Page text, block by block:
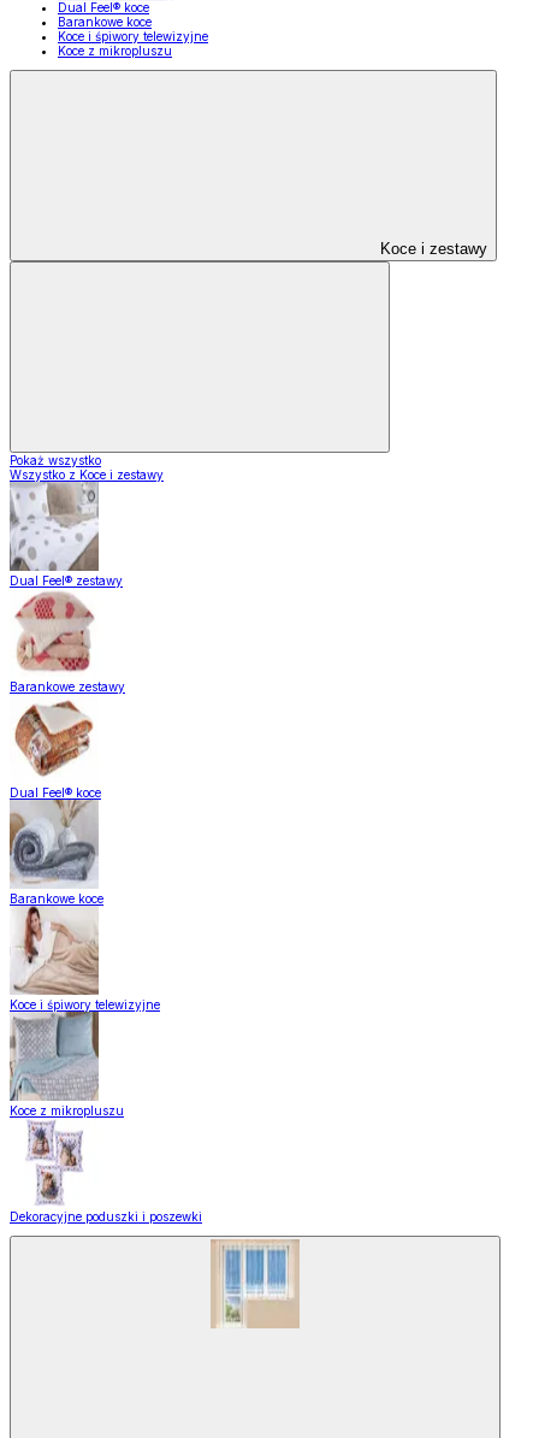
Dual Feel® koce
Barankowe koce
Koce i śpiwory telewizyjne
Koce z mikropluszu
Koce i zestawy
Pokaż wszystko
Wszystko z Koce i zestawy
Dual Feel® zestawy
Barankowe zestawy
Dual Feel® koce
Barankowe koce
Koce i śpiwory telewizyjne
Koce z mikropluszu
Dekoracyjne poduszki i poszewki